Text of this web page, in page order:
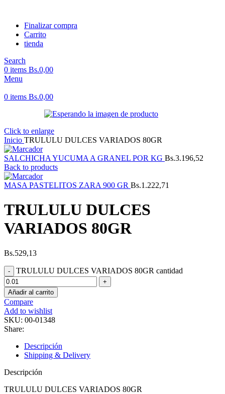
Finalizar compra
Carrito
tienda
Search
0 items Bs.0,00
Menu
0 items Bs.0,00
Click to enlarge
Inicio TRULULU DULCES VARIADOS 80GR
SALCHICHA YUCUMA A GRANEL POR KG Bs.3.196,52
Back to products
MASA PASTELITOS ZARA 900 GR Bs.1.222,71
TRULULU DULCES
VARIADOS 80GR
Bs.529,13
TRULULU DULCES VARIADOS 80GR cantidad
Añadir al carrito
Compare
Add to wishlist
SKU: 00-01348
Share:
Descripción
Shipping & Delivery
Descripción
TRULULU DULCES VARIADOS 80GR